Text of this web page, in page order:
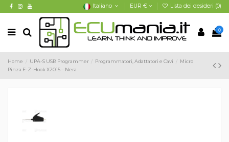
Italiano EUR € Lista dei desideri (0)
0
Home UPA-S USB Programmer Programmatori, Adattatori e Cavi
Micro
Pinza E-Z-Hook X2015 – Nera